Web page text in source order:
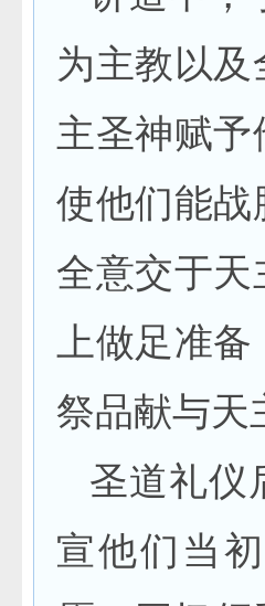
为主教以
主圣神赋
使他们能战
全意交于
上做足准备
祭品献与天
圣道礼仪
宣他们当